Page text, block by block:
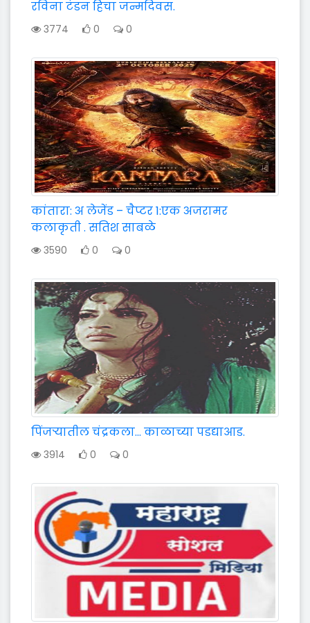
रविना टंडन हिचा जन्मदिवस.
3774 0 0
कांतारा: अ लेजेंड – चैप्टर 1:एक अजरामर
कलाकृती . सतिश साबळे
3590 0 0
पिंजर्‍यातील चंद्रकला... काळाच्या पडद्याआड.
3914 0 0